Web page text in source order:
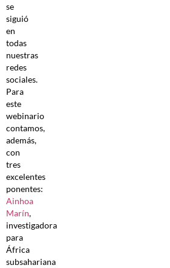
se
siguió
en
todas
nuestras
redes
sociales.
Para
este
webinario
contamos,
además,
con
tres
excelentes
ponentes:
Ainhoa
Marín,
investigadora
para
África
subsahariana